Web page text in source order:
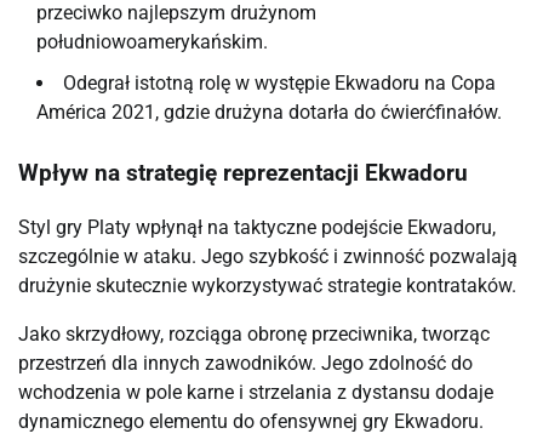
przeciwko najlepszym drużynom
południowoamerykańskim.
Odegrał istotną rolę w występie Ekwadoru na Copa
América 2021, gdzie drużyna dotarła do ćwierćfinałów.
Wpływ na strategię reprezentacji Ekwadoru
Styl gry Platy wpłynął na taktyczne podejście Ekwadoru,
szczególnie w ataku. Jego szybkość i zwinność pozwalają
drużynie skutecznie wykorzystywać strategie kontrataków.
Jako skrzydłowy, rozciąga obronę przeciwnika, tworząc
przestrzeń dla innych zawodników. Jego zdolność do
wchodzenia w pole karne i strzelania z dystansu dodaje
dynamicznego elementu do ofensywnej gry Ekwadoru.